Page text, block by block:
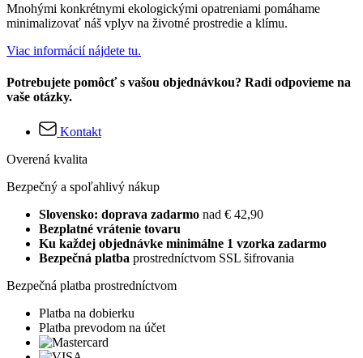
Mnohými konkrétnymi ekologickými opatreniami pomáhame
minimalizovať náš vplyv na životné prostredie a klímu.
Viac informácií nájdete tu.
Potrebujete pomôcť s vašou objednávkou? Radi odpovieme na
vaše otázky.
Kontakt
Overená kvalita
Bezpečný a spoľahlivý nákup
Slovensko: doprava zadarmo nad € 42,90
Bezplatné vrátenie tovaru
Ku každej objednávke minimálne 1 vzorka zadarmo
Bezpečná platba prostredníctvom SSL šifrovania
Bezpečná platba prostredníctvom
Platba na dobierku
Platba prevodom na účet